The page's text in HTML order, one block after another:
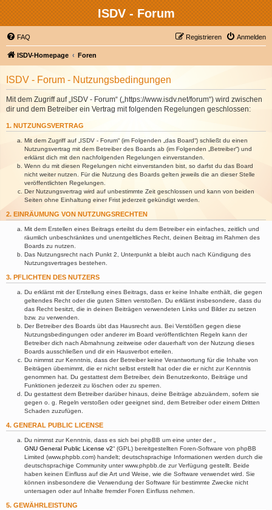
ISDV - Forum
FAQ Anmelden
Registrieren
ISDV-Homepage Foren
ISDV - Forum - Nutzungsbedingungen
Mit dem Zugriff auf „ISDV - Forum“ („https://www.isdv.net/forum“) wird zwischen
dir und dem Betreiber ein Vertrag mit folgenden Regelungen geschlossen:
1. NUTZUNGSVERTRAG
Mit dem Zugriff auf „ISDV - Forum“ (im Folgenden „das Board“) schließt du einen
Nutzungsvertrag mit dem Betreiber des Boards ab (im Folgenden „Betreiber“) und
erklärst dich mit den nachfolgenden Regelungen einverstanden.
Wenn du mit diesen Regelungen nicht einverstanden bist, so darfst du das Board
nicht weiter nutzen. Für die Nutzung des Boards gelten jeweils die an dieser Stelle
veröffentlichten Regelungen.
Der Nutzungsvertrag wird auf unbestimmte Zeit geschlossen und kann von beiden
Seiten ohne Einhaltung einer Frist jederzeit gekündigt werden.
2. EINRÄUMUNG VON NUTZUNGSRECHTEN
Mit dem Erstellen eines Beitrags erteilst du dem Betreiber ein einfaches, zeitlich und
räumlich unbeschränktes und unentgeltliches Recht, deinen Beitrag im Rahmen des
Boards zu nutzen.
Das Nutzungsrecht nach Punkt 2, Unterpunkt a bleibt auch nach Kündigung des
Nutzungsvertrages bestehen.
3. PFLICHTEN DES NUTZERS
Du erklärst mit der Erstellung eines Beitrags, dass er keine Inhalte enthält, die gegen
geltendes Recht oder die guten Sitten verstoßen. Du erklärst insbesondere, dass du
das Recht besitzt, die in deinen Beiträgen verwendeten Links und Bilder zu setzen
bzw. zu verwenden.
Der Betreiber des Boards übt das Hausrecht aus. Bei Verstößen gegen diese
Nutzungsbedingungen oder anderer im Board veröffentlichten Regeln kann der
Betreiber dich nach Abmahnung zeitweise oder dauerhaft von der Nutzung dieses
Boards ausschließen und dir ein Hausverbot erteilen.
Du nimmst zur Kenntnis, dass der Betreiber keine Verantwortung für die Inhalte von
Beiträgen übernimmt, die er nicht selbst erstellt hat oder die er nicht zur Kenntnis
genommen hat. Du gestattest dem Betreiber, dein Benutzerkonto, Beiträge und
Funktionen jederzeit zu löschen oder zu sperren.
Du gestattest dem Betreiber darüber hinaus, deine Beiträge abzuändern, sofern sie
gegen o. g. Regeln verstoßen oder geeignet sind, dem Betreiber oder einem Dritten
Schaden zuzufügen.
4. GENERAL PUBLIC LICENSE
Du nimmst zur Kenntnis, dass es sich bei phpBB um eine unter der „
GNU General Public License v2“ (GPL) bereitgestellten Foren-Software von phpBB
Limited (www.phpbb.com) handelt; deutschsprachige Informationen werden durch die
deutschsprachige Community unter www.phpbb.de zur Verfügung gestellt. Beide
haben keinen Einfluss auf die Art und Weise, wie die Software verwendet wird. Sie
können insbesondere die Verwendung der Software für bestimmte Zwecke nicht
untersagen oder auf Inhalte fremder Foren Einfluss nehmen.
5. GEWÄHRLEISTUNG